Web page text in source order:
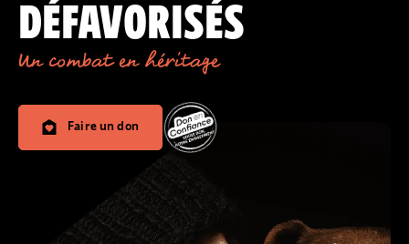
DÉFAVORISÉS
Un combat en héritage
Faire un don